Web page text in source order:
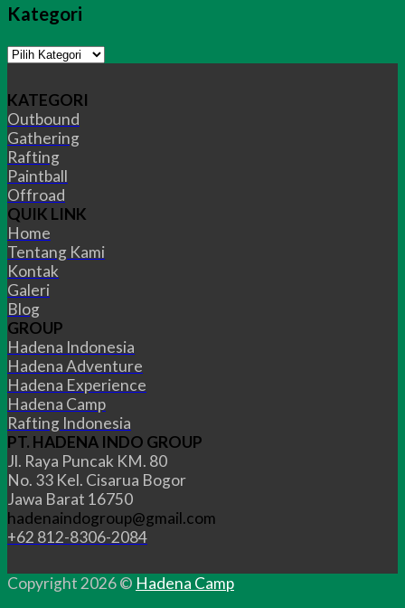
Kategori
Kategori
KATEGORI
Outbound
Gathering
Rafting
Paintball
Offroad
QUIK LINK
Home
Tentang Kami
Kontak
Galeri
Blog
GROUP
Hadena Indonesia
Hadena Adventure
Hadena Experience
Hadena Camp
Rafting Indonesia
PT. HADENA INDO GROUP
Jl. Raya Puncak KM. 80
No. 33 Kel. Cisarua Bogor
Jawa Barat 16750
hadenaindogroup@gmail.com
+62 812-8306-2084
Copyright 2026 © Hadena Camp